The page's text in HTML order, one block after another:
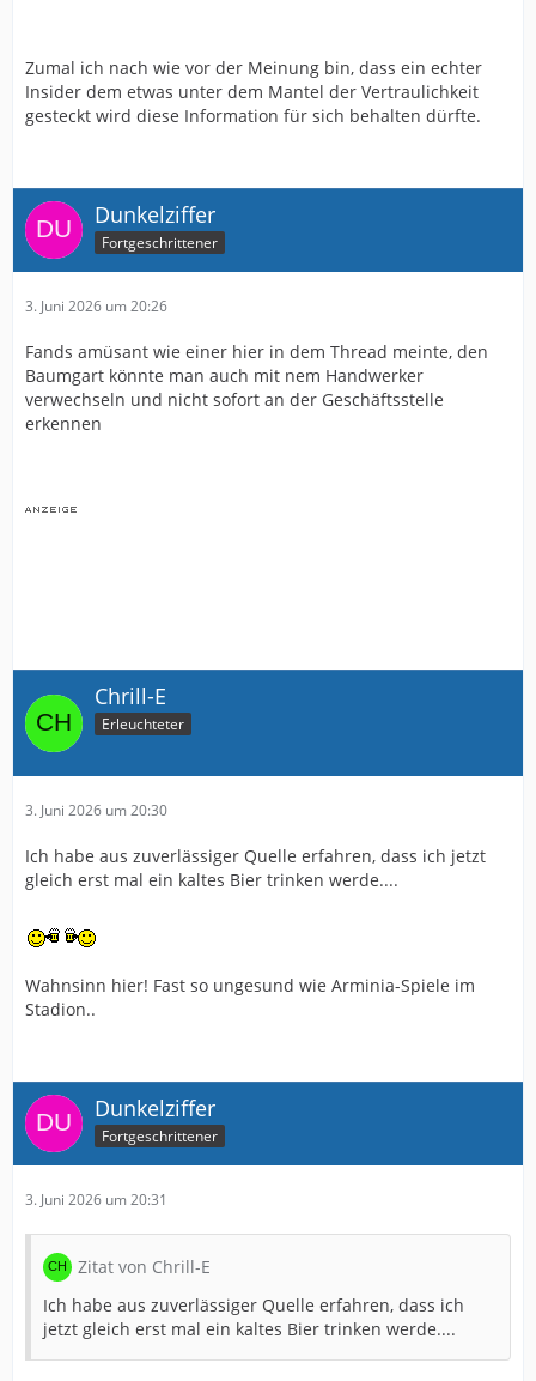
Zumal ich nach wie vor der Meinung bin, dass ein echter
Insider dem etwas unter dem Mantel der Vertraulichkeit
gesteckt wird diese Information für sich behalten dürfte.
Dunkelziffer
Fortgeschrittener
3. Juni 2026 um 20:26
Fands amüsant wie einer hier in dem Thread meinte, den
Baumgart könnte man auch mit nem Handwerker
verwechseln und nicht sofort an der Geschäftsstelle
erkennen
Chrill-E
Erleuchteter
3. Juni 2026 um 20:30
Ich habe aus zuverlässiger Quelle erfahren, dass ich jetzt
gleich erst mal ein kaltes Bier trinken werde....
Wahnsinn hier! Fast so ungesund wie Arminia-Spiele im
Stadion..
Dunkelziffer
Fortgeschrittener
3. Juni 2026 um 20:31
Zitat von Chrill-E
Ich habe aus zuverlässiger Quelle erfahren, dass ich
jetzt gleich erst mal ein kaltes Bier trinken werde....